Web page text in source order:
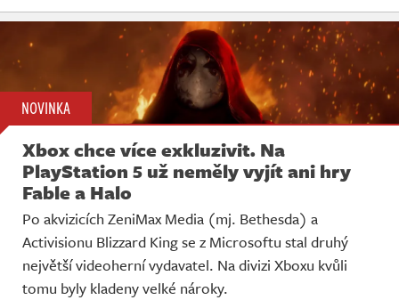
NOVINKA
Xbox chce více exkluzivit. Na
PlayStation 5 už neměly vyjít ani hry
Fable a Halo
Po akvizicích ZeniMax Media (mj. Bethesda) a
Activisionu Blizzard King se z Microsoftu stal druhý
největší videoherní vydavatel. Na divizi Xboxu kvůli
tomu byly kladeny velké nároky.